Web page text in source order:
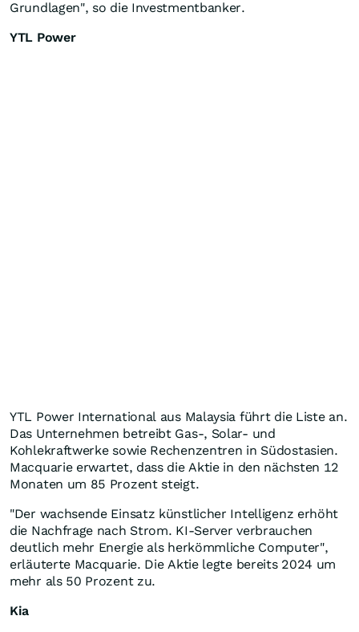
Grundlagen", so die Investmentbanker.
YTL Power
YTL Power International aus Malaysia führt die Liste an.
Das Unternehmen betreibt Gas-, Solar- und
Kohlekraftwerke sowie Rechenzentren in Südostasien.
Macquarie erwartet, dass die Aktie in den nächsten 12
Monaten um 85 Prozent steigt.
"Der wachsende Einsatz künstlicher Intelligenz erhöht
die Nachfrage nach Strom. KI-Server verbrauchen
deutlich mehr Energie als herkömmliche Computer",
erläuterte Macquarie. Die Aktie legte bereits 2024 um
mehr als 50 Prozent zu.
Kia